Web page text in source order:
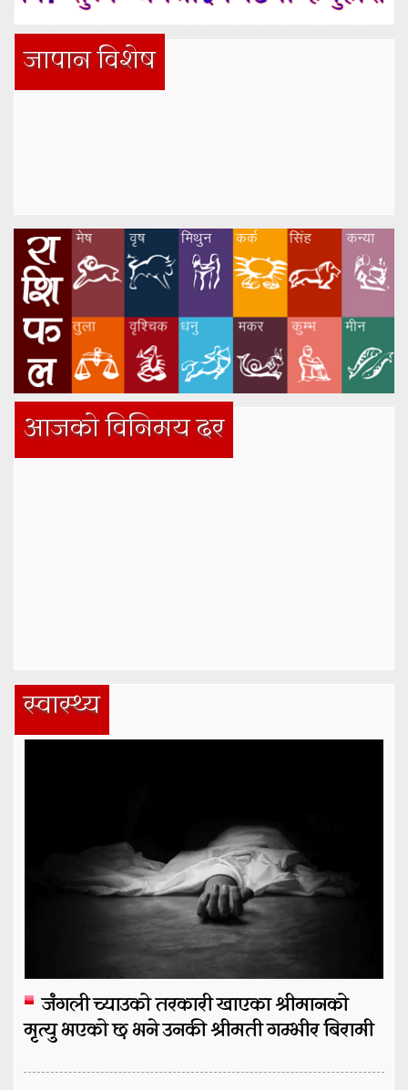
जापान विशेष
आजको विनिमय दर
स्वास्थ्य
जंगली च्याउको तरकारी खाएका श्रीमानको
मृत्यु भएको छ भने उनकी श्रीमती गम्भीर बिरामी